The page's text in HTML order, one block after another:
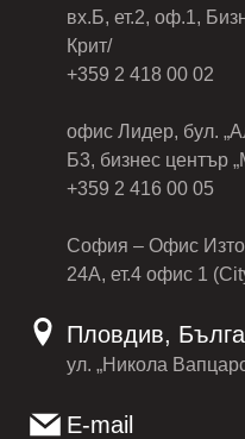
вх.Б, ет.2, оф.1,
Крит/
+359 2 418 00 02
офис Лидер, бул.
Б3, бизнес център
+359 2 416 00 05
София – Офис
24А, ет.4 офис 1
Пловдив,
ул. „Никола
E-mail